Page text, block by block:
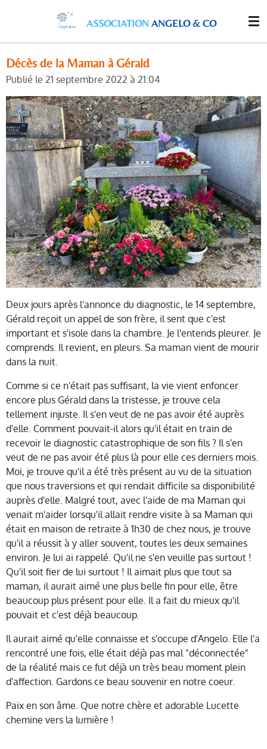
contenu
ASSOCIATION ANGELO & CO
Décès de la Maman à Gérald
Publié le 21 septembre 2022 à 21:04
Deux jours après l'annonce du diagnostic, le 14 septembre,
Gérald reçoit un appel de son frère, il sent que c'est
important et s'isole dans la chambre. Je l'entends pleurer. Je
comprends. Il revient, en pleurs. Sa maman vient de mourir
dans la nuit.
Comme si ce n'était pas suffisant, la vie vient enfoncer
encore plus Gérald dans la tristesse, je trouve cela
tellement injuste. Il s'en veut de ne pas avoir été auprès
d'elle. Comment pouvait-il alors qu'il était en train de
recevoir le diagnostic catastrophique de son fils ? Il s'en
veut de ne pas avoir été plus là pour elle ces derniers mois.
Moi, je trouve qu'il a été très présent au vu de la situation
que nous traversions et qui rendait difficile sa disponibilité
auprès d'elle. Malgré tout, avec l'aide de ma Maman qui
venait m'aider lorsqu'il allait rendre visite à sa Maman qui
était en maison de retraite à 1h30 de chez nous, je trouve
qu'il a réussit à y aller souvent, toutes les deux semaines
environ. Je lui ai rappelé. Qu'il ne s'en veuille pas surtout !
Qu'il soit fier de lui surtout ! Il aimait plus que tout sa
maman, il aurait aimé une plus belle fin pour elle, être
beaucoup plus présent pour elle. Il a fait du mieux qu'il
pouvait et c'est déjà beaucoup.
Il aurait aimé qu'elle connaisse et s'occupe d'Angelo. Elle l'a
rencontré une fois, elle était déjà pas mal "déconnectée"
de la réalité mais ce fut déjà un très beau moment plein
d'affection. Gardons ce beau souvenir en notre coeur.
Paix en son âme. Que notre chère et adorable Lucette
chemine vers la lumière !